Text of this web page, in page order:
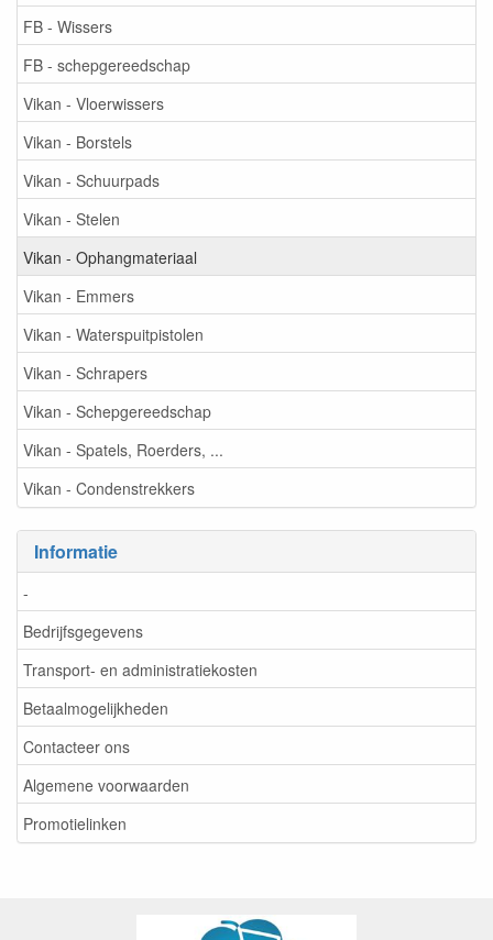
FB - Wissers
FB - schepgereedschap
Vikan - Vloerwissers
Vikan - Borstels
Vikan - Schuurpads
Vikan - Stelen
Vikan - Ophangmateriaal
Vikan - Emmers
Vikan - Waterspuitpistolen
Vikan - Schrapers
Vikan - Schepgereedschap
Vikan - Spatels, Roerders, ...
Vikan - Condenstrekkers
Informatie
-
Bedrijfsgegevens
Transport- en administratiekosten
Betaalmogelijkheden
Contacteer ons
Algemene voorwaarden
Promotielinken